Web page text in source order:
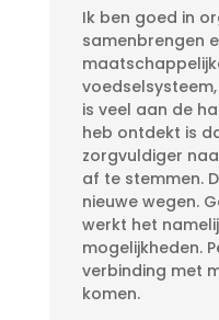
Ik ben goed in
samenbrengen
is veel aan de
heb ontdekt is
zorgvuldiger
af te stemmen.
nieuwe wegen.
werkt het
mogelijkheden.
verbinding met
komen.